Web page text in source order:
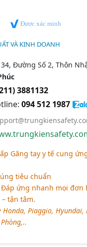
Được xác minh
VÀ KINH DOANH
34, Đường Số 2, Thôn
3881132
094 512 1987
Găng tay y tế cung
tiêu chuẩn
ứng nhanh mọi đơn
tận tâm.
Honda, Piaggio, Hyundai,